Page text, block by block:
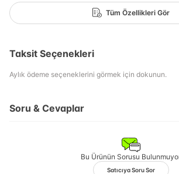
Tüm Özellikleri Gör
Taksit Seçenekleri
Aylık ödeme seçeneklerini görmek için dokunun.
Soru & Cevaplar
Bu Ürünün Sorusu
Satıcıya Soru Sor